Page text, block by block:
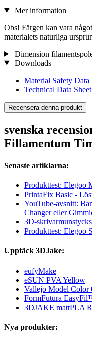
Mer information
Obs! Färgen kan vara
materialets naturliga
Dimension
Downloads
Material Safety Data
Technical Data Sheet
Recensera denna produkt
svenska
Fillamentum
Senaste artiklarna:
Produkttest: Elegoo
PrintaFix Basic -
YouTube-avsnitt:
Changer eller
3D-
Produkttest: Elegoo
Upptäck 3DJake:
eufyMake
eSUN PVA Yellow
Vallejo Model Color
FormFutura
3DJAKE mattPLA
Nya produkter: